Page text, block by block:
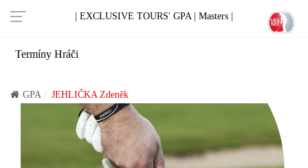
| EXCLUSIVE TOURS' GPA | Masters |
Termíny Hráči
GPA JEHLIČKA Zdeněk